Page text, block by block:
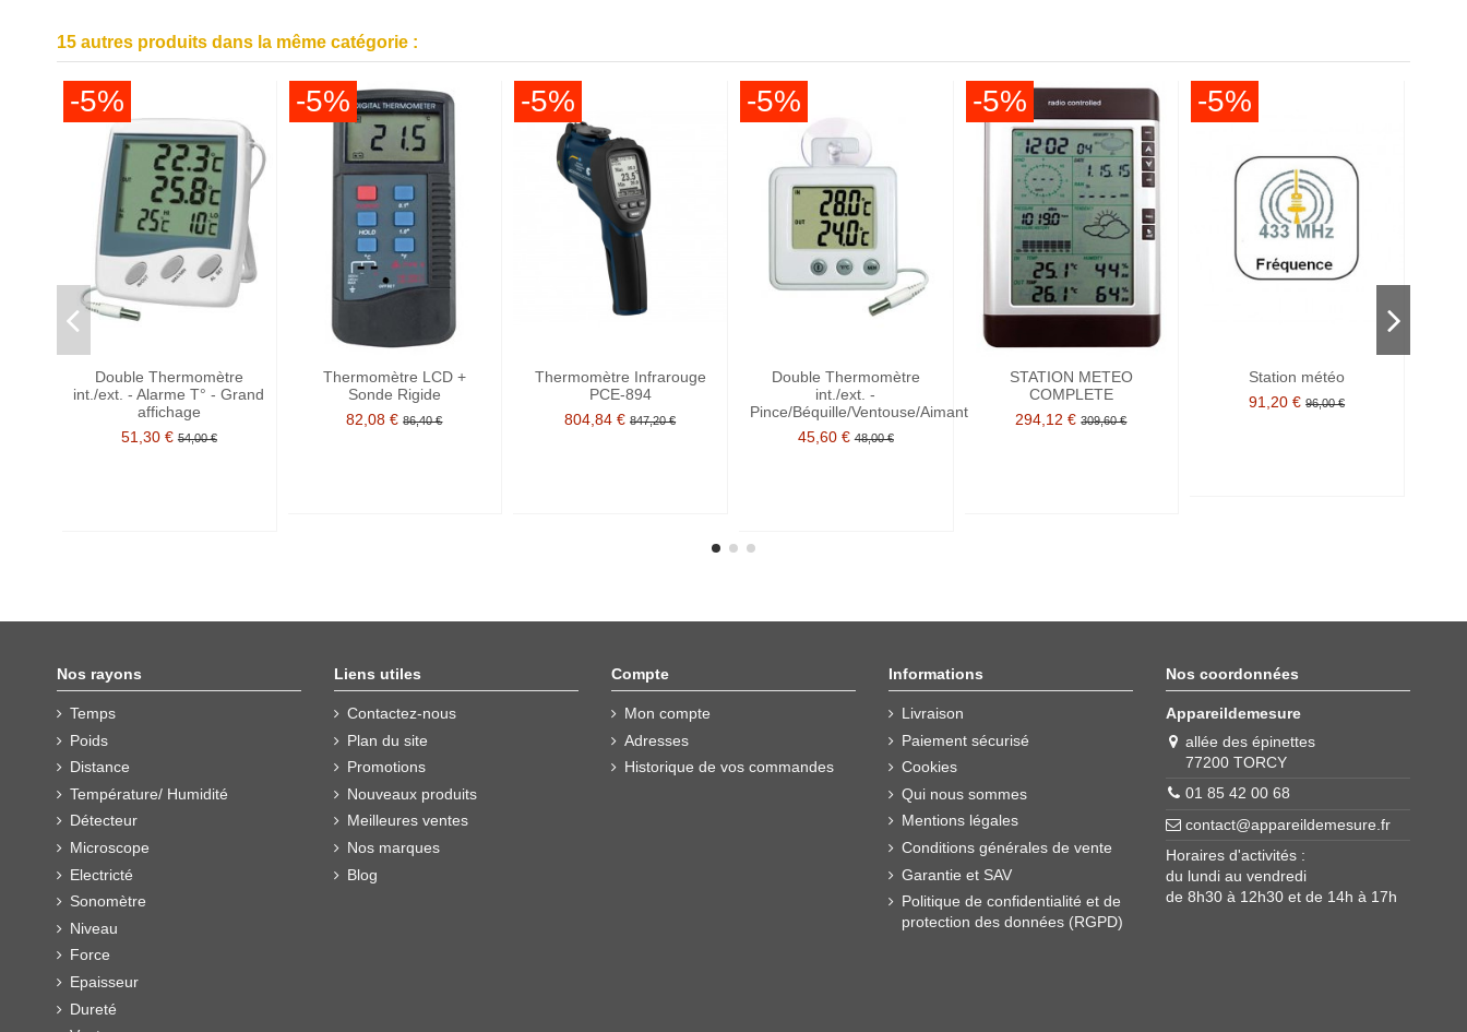
15 autres produits dans la même catégorie :
-5%
Double Thermomètre
int./ext. - Alarme T° - Grand
affichage
51,30 € 54,00 €
-5%
Thermomètre LCD +
Sonde Rigide
82,08 € 86,40 €
-5%
Thermomètre Infrarouge
PCE-894
804,84 € 847,20 €
-5%
Double Thermomètre
int./ext. -
Pince/Béquille/Ventouse/Aimant
45,60 € 48,00 €
-5%
STATION METEO
COMPLETE
294,12 € 309,60 €
-5%
Station météo
91,20 € 96,00 €
Nos rayons
Temps
Poids
Distance
Température/ Humidité
Détecteur
Microscope
Electricté
Sonomètre
Niveau
Force
Epaisseur
Dureté
Liens utiles
Contactez-nous
Plan du site
Promotions
Nouveaux produits
Meilleures ventes
Nos marques
Blog
Compte
Mon compte
Adresses
Historique de vos commandes
Informations
Livraison
Paiement sécurisé
Cookies
Qui nous sommes
Mentions légales
Conditions générales de vente
Garantie et SAV
Politique de confidentialité et de
protection des données (RGPD)
Nos coordonnées
Appareildemesure
allée des épinettes
77200 TORCY
01 85 42 00 68
contact@appareildemesure.fr
Horaires d'activités :
du lundi au vendredi
de 8h30 à 12h30 et de 14h à 17h